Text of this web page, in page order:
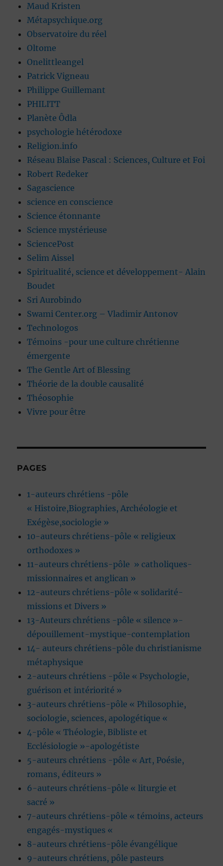
Maud Kristen
Métapsychique.org
Observatoire du réel
Oltome
Onelittleangel
Patrick Vigneau
Philippe Guillemant
PHILITT
Planète Ôdla
psychologie hétérodoxe
Religion.info
Réseau Blaise Pascal : Sciences, Culture et Foi
Robert Redeker
Sagascience
science en conscience
Science étonnante
Science mystérieuse
SciencePost
Selim Aissel
Spiritualité, science et développement- Alain
Boudet
Sri Aurobindo
Swami Center.org – Vladimir Antonov
Technologos
Témoins -pour une culture chrétienne
émergente
The Gentle Art of Blessing
Théorie de la double causalité
Théosophie
Vivre pour être
PAGES
1-auteurs chrétiens -pôle
« Histoire,Biographies, Archéologie et
Exégèse,sociologie »
10-auteurs chrétiens-pôle « religieux
orthodoxes »
11-auteurs chrétiens-pôle » catholiques-
missionnaires et anglican »
12-auteurs chrétiens-pôle « solidarité-
missions et Divers »
13-Auteurs chrétiens -pôle « silence »-
dépouillement-mystique-contemplation
14- auteurs chrétiens-pôle du christianisme
métaphysique
2-auteurs chrétiens -pôle « Psychologie,
guérison et intériorité »
3-auteurs chrétiens-pôle « Philosophie,
sociologie, sciences, apologétique «
4-pôle « Théologie, Bibliste et
Ecclésiologie »-apologétiste
5-auteurs chrétiens -pôle « Art, Poésie,
romans, éditeurs »
6-auteurs chrétiens-pôle « liturgie et
sacré »
7-auteurs chrétiens-pôle « témoins, acteurs
engagés-mystiques «
8-auteurs chrétiens-pôle évangélique
9-auteurs chrétiens, pôle pasteurs